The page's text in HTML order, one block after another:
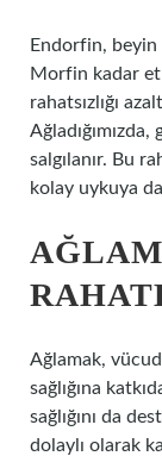
Endorfin, beyin
Morfin kadar
rahatsızlığı
salgılanır. Bu
kolay uykuya
Ağlamak,
sağlığına
sağlığını da
dolaylı olarak